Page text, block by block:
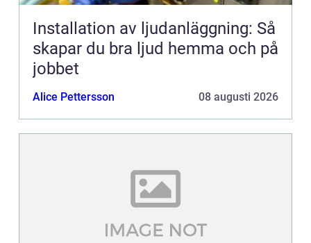
Installation av ljudanläggning: Så
skapar du bra ljud hemma och på
jobbet
Alice Pettersson 08 augusti 2026